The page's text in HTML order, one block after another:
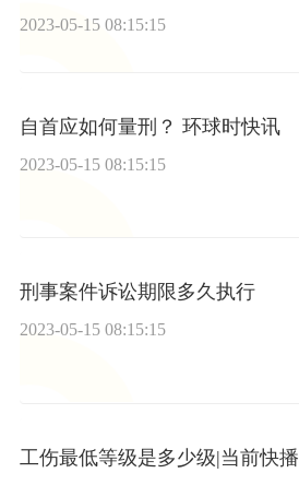
2023-05-15 08:15:15
自首应如何量刑？ 环球时快讯
2023-05-15 08:15:15
刑事案件诉讼期限多久执行
2023-05-15 08:15:15
工伤最低等级是多少级|当前快播